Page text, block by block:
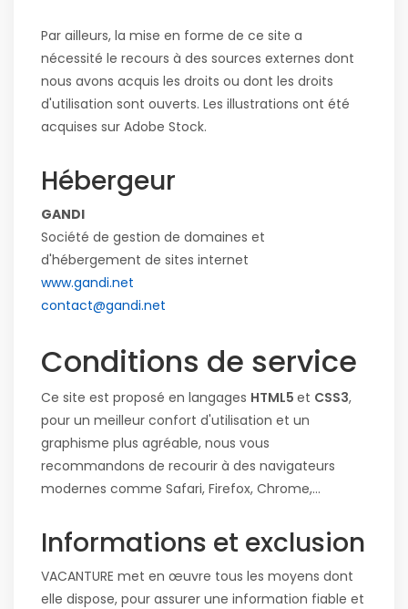
Par ailleurs, la mise en forme de ce site a
nécessité le recours à des sources externes dont
nous avons acquis les droits ou dont les droits
d'utilisation sont ouverts. Les illustrations ont été
acquises sur Adobe Stock.
Hébergeur
GANDI
Société de gestion de domaines et
d'hébergement de sites internet
www.gandi.net
contact@gandi.net
Conditions de service
Ce site est proposé en langages HTML5 et CSS3,
pour un meilleur confort d'utilisation et un
graphisme plus agréable, nous vous
recommandons de recourir à des navigateurs
modernes comme Safari, Firefox, Chrome,...
Informations et exclusion
VACANTURE met en œuvre tous les moyens dont
elle dispose, pour assurer une information fiable et